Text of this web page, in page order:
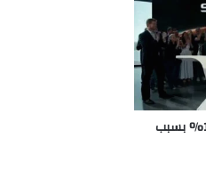
سهم “سبيس إكس” يتراجع 13% بسبب